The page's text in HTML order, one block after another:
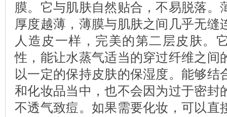
膜。它与肌肤自然贴合，不易脱落。
厚度越薄，薄膜与肌肤之间几乎无缝
人造皮一样，完美的第二层皮肤。
性，能让水蒸气适当的穿过纤维之间
以一定的保持皮肤的保湿度。能够结
和化妆品当中，也不会因为过于密封
不透气致痘。如果需要化妆，可以直